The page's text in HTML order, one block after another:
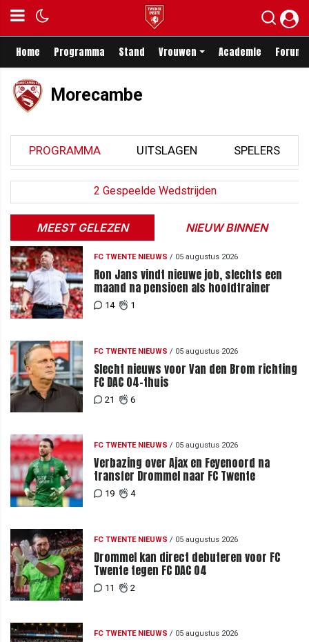
Home Programma Stand Vrouwen Academie Forum
Morecambe
PROGRAMMA UITSLAGEN SPELERS
2 Gespeelde Wedstrijden
MEEST GELEZEN NIEUW BINNEN
FC TWENTE NIEUWS / 05 augustus 2026
Ron Jans vindt nieuwe job, slechts een
maand na pensioen als hoofdtrainer
14 1
FC TWENTE NIEUWS / 05 augustus 2026
Slecht nieuws voor Van den Brom richting
FC DAC 04-thuis
21 6
FC TWENTE NIEUWS / 05 augustus 2026
Verbazing over Ajax en Feyenoord na
transfer Drommel naar FC Twente
19 4
FC TWENTE NIEUWS / 05 augustus 2026
Drommel kan direct debuteren voor FC
Twente tegen FC DAC 04
11 2
FC TWENTE NIEUWS / 05 augustus 2026